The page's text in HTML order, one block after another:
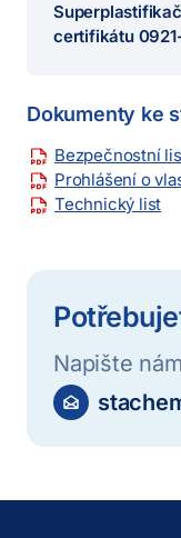
certifikátu
Dokumenty ke
Bezpečnostní
Prohlášení o
Technický list
Napište nám